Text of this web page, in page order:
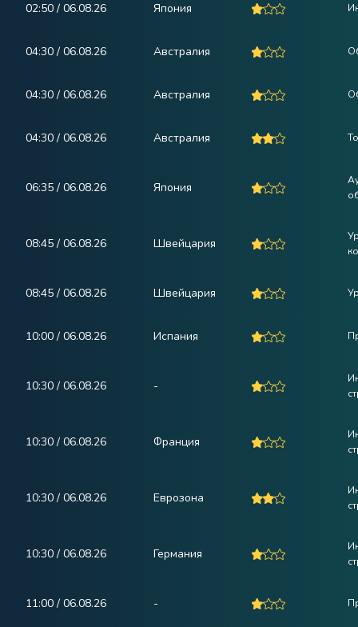
02:50 / 06.08.26 Япония
04:30 / 06.08.26 Австралия
04:30 / 06.08.26 Австралия
04:30 / 06.08.26 Австралия
06:35 / 06.08.26 Япония
08:45 / 06.08.26 Швейцария
08:45 / 06.08.26 Швейцария
10:00 / 06.08.26 Испания
10:30 / 06.08.26 -
10:30 / 06.08.26 Франция
10:30 / 06.08.26 Еврозона
10:30 / 06.08.26 Германия
11:00 / 06.08.26 -